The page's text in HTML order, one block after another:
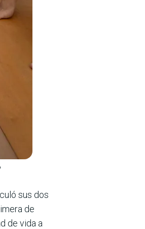
sus dos
de
de vida a